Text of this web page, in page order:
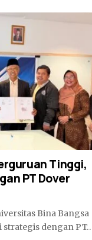
Tinggi,
PT Dover
Bina Bangsa
strategis dengan